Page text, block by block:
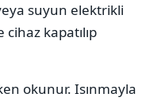
suyun elektrikli
kapatılıp
okunur. Isınmayla